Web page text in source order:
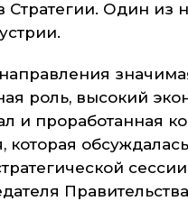
Стратегии. Один из
роль, высокий
и проработанная
которая
сессии